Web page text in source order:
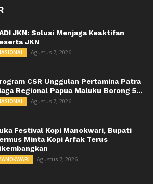
JKN: Solusi Menjaga Keaktifan
JKN
Agustus 7, 2026
CSR Unggulan Pertamina Patra
Regional Papua Maluku Borong 5...
Agustus 7, 2026
Festival Kopi Manokwari, Bupati
Minta Kopi Arfak Terus
Agustus 7, 2026